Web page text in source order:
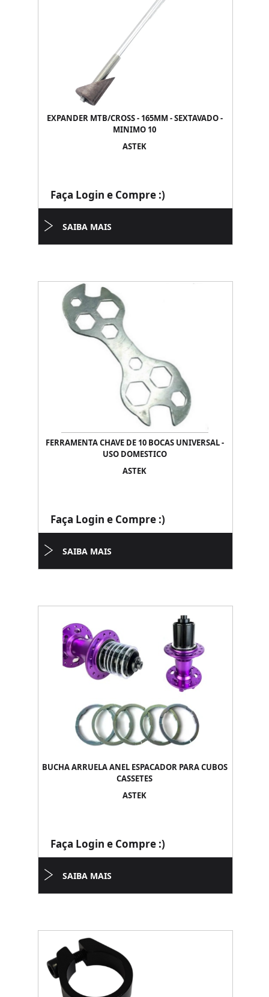
EXPANDER MTB/CROSS - 165MM - SEXTAVADO -
MINIMO 10
ASTEK
Faça Login e Compre :)
SAIBA MAIS
FERRAMENTA CHAVE DE 10 BOCAS UNIVERSAL -
USO DOMESTICO
ASTEK
Faça Login e Compre :)
SAIBA MAIS
BUCHA ARRUELA ANEL ESPACADOR PARA CUBOS
CASSETES
ASTEK
Faça Login e Compre :)
SAIBA MAIS